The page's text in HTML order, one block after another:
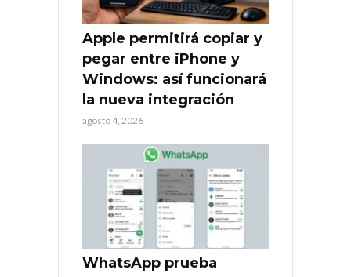
Apple permitirá copiar y
pegar entre iPhone y
Windows: así funcionará
la nueva integración
agosto 4, 2026
WhatsApp prueba